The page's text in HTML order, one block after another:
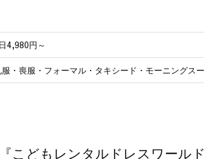
4,980円～
・喪服・フォーマル・タキシード・モーニングス
こどもレンタルドレスワールド